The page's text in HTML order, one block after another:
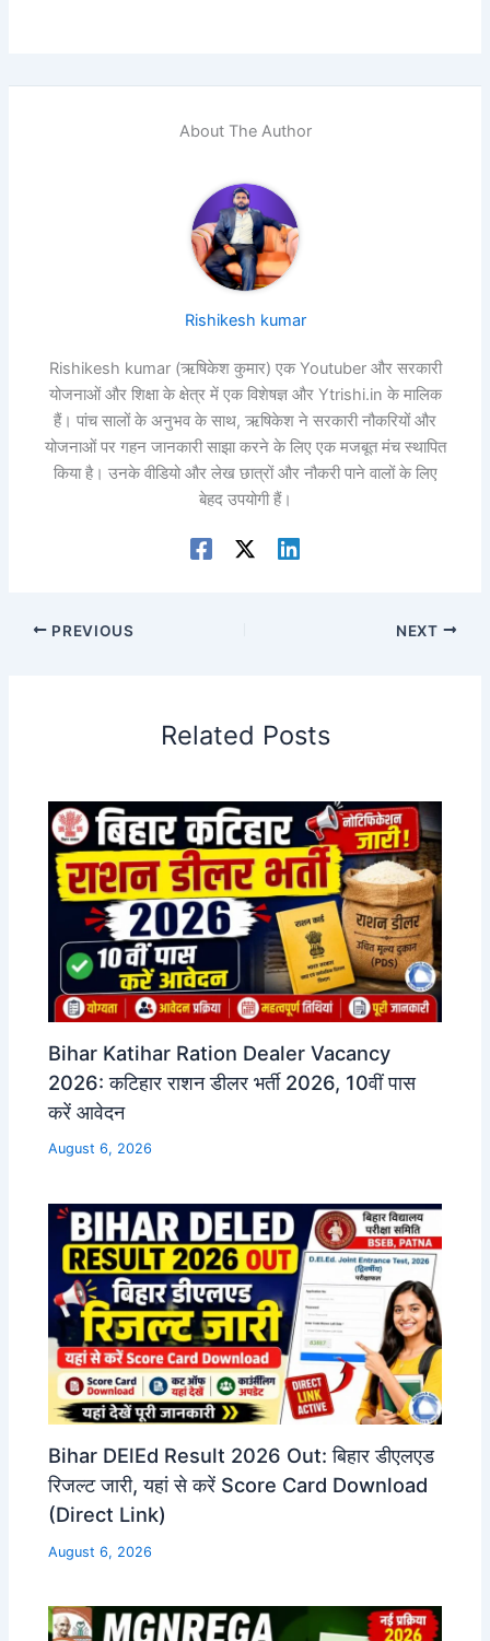
About The Author
Rishikesh kumar
Rishikesh kumar (ऋषिकेश कुमार) एक Youtuber और सरकारी
योजनाओं और शिक्षा के क्षेत्र में एक विशेषज्ञ और Ytrishi.in के मालिक
हैं। पांच सालों के अनुभव के साथ, ऋषिकेश ने सरकारी नौकरियों और
योजनाओं पर गहन जानकारी साझा करने के लिए एक मजबूत मंच स्थापित
किया है। उनके वीडियो और लेख छात्रों और नौकरी पाने वालों के लिए
बेहद उपयोगी हैं।
PREVIOUS NEXT
Related Posts
Bihar Katihar Ration Dealer Vacancy
2026: कटिहार राशन डीलर भर्ती 2026, 10वीं पास
करें आवेदन
August 6, 2026
Bihar DElEd Result 2026 Out: बिहार डीएलएड
रिजल्ट जारी, यहां से करें Score Card Download
(Direct Link)
August 6, 2026